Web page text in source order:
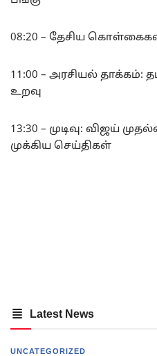
08:20 – தேசிய
11:00 – அரசியல் தாக்கம்:
உறவு
13:30 – முடிவு: விஜய்
முக்கிய செய்திகள்
Latest News
UNCATEGORIZED